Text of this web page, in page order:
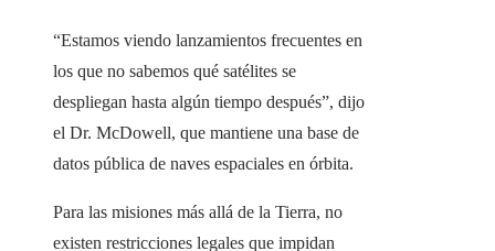
“Estamos viendo lanzamientos frecuentes en
los que no sabemos qué satélites se
despliegan hasta algún tiempo después”, dijo
el Dr. McDowell, que mantiene una base de
datos pública de naves espaciales en órbita.
Para las misiones más allá de la Tierra, no
existen restricciones legales que impidan